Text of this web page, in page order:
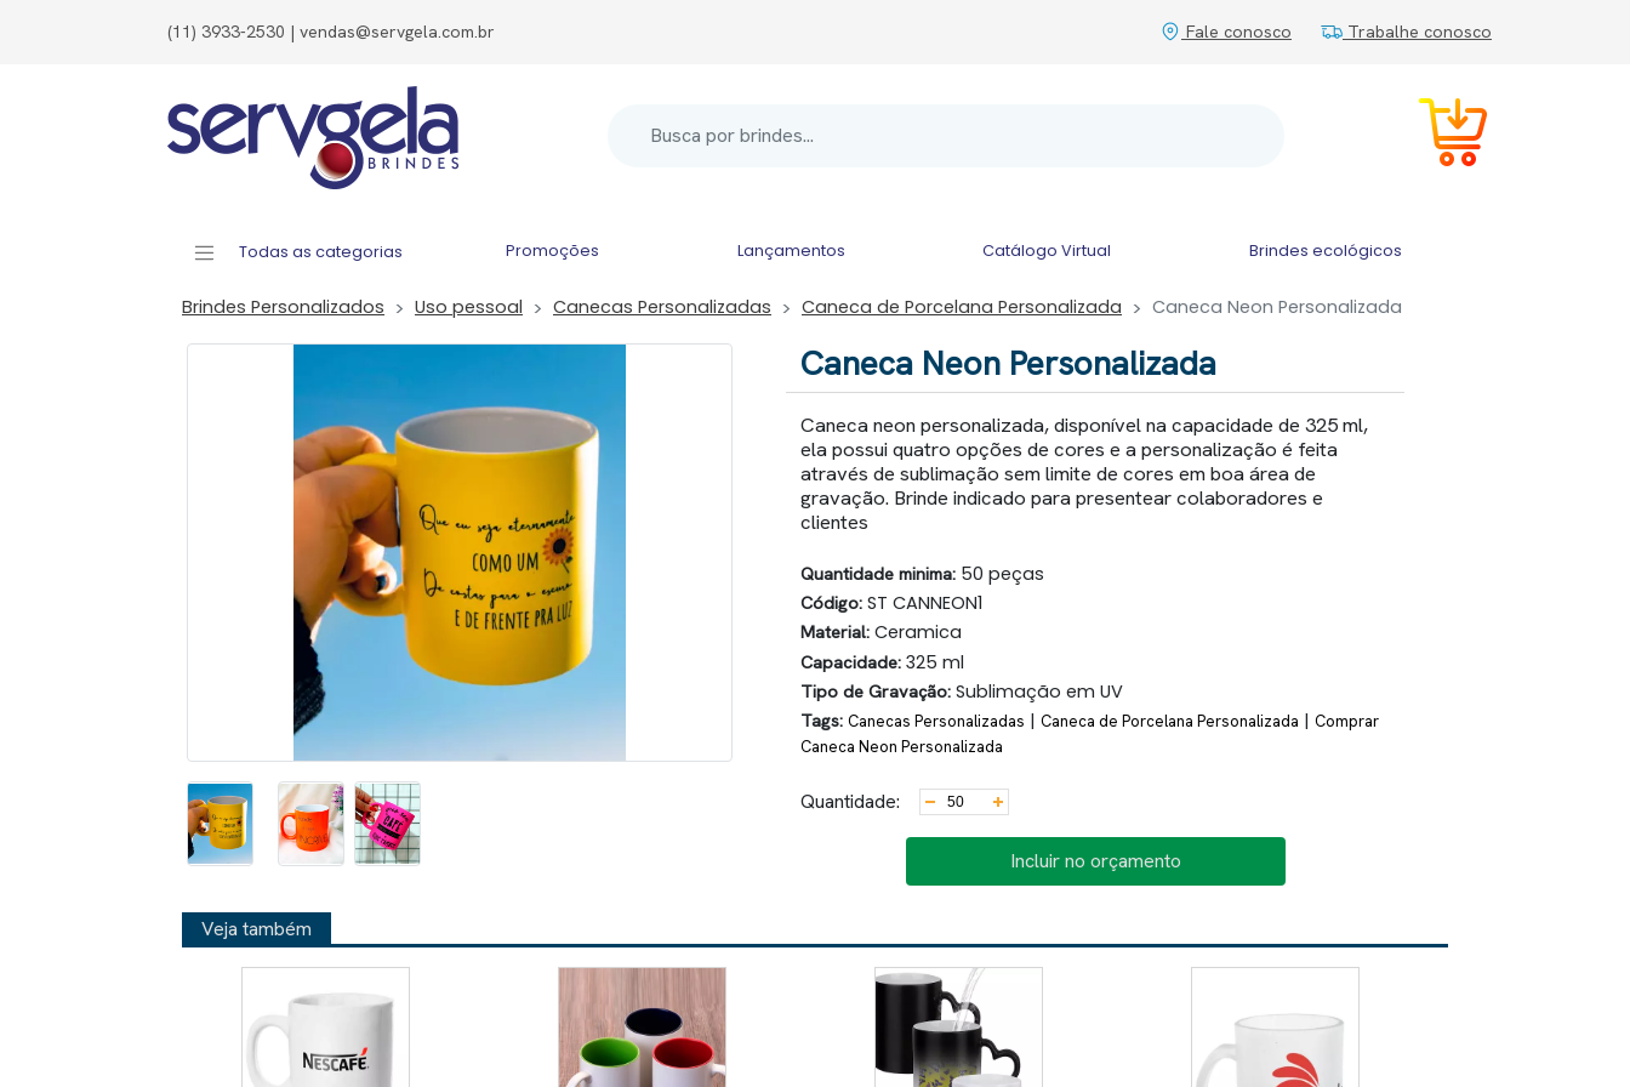
(11) 3933-2530 | vendas@servgela.com.br Fale conosco Trabalhe conosco
Todas as categorias Promoções Lançamentos Catálogo Virtual Brindes ecológicos
Brindes Personalizados Uso pessoal Canecas Personalizadas Caneca de Porcelana Personalizada Caneca Neon Personalizada
Caneca Neon Personalizada
Caneca neon personalizada, disponível na capacidade de 325 ml,
ela possui quatro opções de cores e a personalização é feita
através de sublimação sem limite de cores em boa área de
gravação. Brinde indicado para presentear colaboradores e
clientes
Quantidade minima: 50 peças
Código: ST CANNEON1
Material: Ceramica
Capacidade: 325 ml
Tipo de Gravação: Sublimação em UV
Tags: Canecas Personalizadas | Caneca de Porcelana Personalizada | Comprar
Caneca Neon Personalizada
Quantidade:
Incluir no orçamento
Veja também